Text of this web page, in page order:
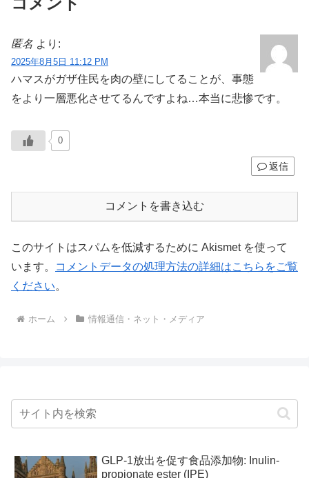
匿名 より:
2025年8月5日 11:12 PM
ハマスがガザ住民を肉の壁にしてることが、事態
をより一層悪化させてるんですよね…本当に悲惨です。
0
返信
コメントを書き込む
このサイトはスパムを低減するために Akismet を使って
います。
コメントデータの処理方法の詳細はこちらをご覧
ください。
ホーム 情報通信・ネット・メディア
GLP-1放出を促す食品添加物: Inulin-
propionate ester (IPE)